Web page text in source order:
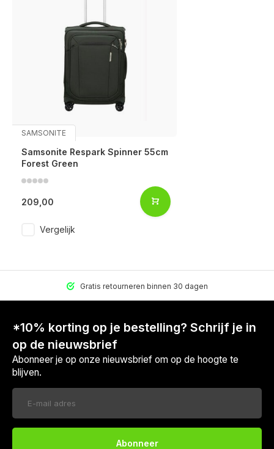
SAMSONITE
Samsonite Respark Spinner 55cm
Forest Green
209,00
Vergelijk
Gratis retourneren binnen 30 dagen
*10% korting op je bestelling? Schrijf je in
op de nieuwsbrief
Abonneer je op onze nieuwsbrief om op de hoogte te
blijven.
Abonneer